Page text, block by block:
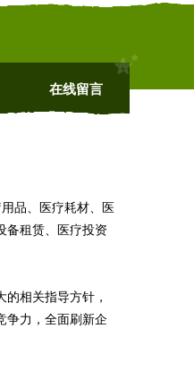
在线留言
品、医疗耗材、医
备租赁、医疗投资
相关指导方针，
争力，全面刷新企